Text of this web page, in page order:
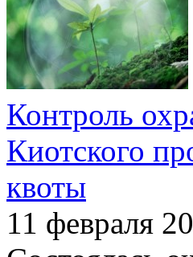
Контроль
Киотского
квоты
11 февраля